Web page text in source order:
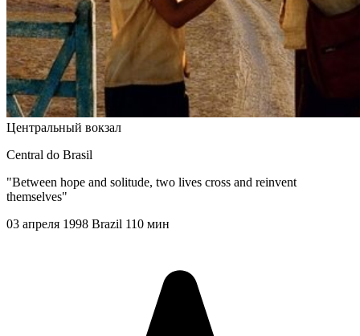
Центральный вокзал
Central do Brasil
"Between hope and solitude, two lives cross and reinvent
themselves"
03 апреля 1998 Brazil 110 мин